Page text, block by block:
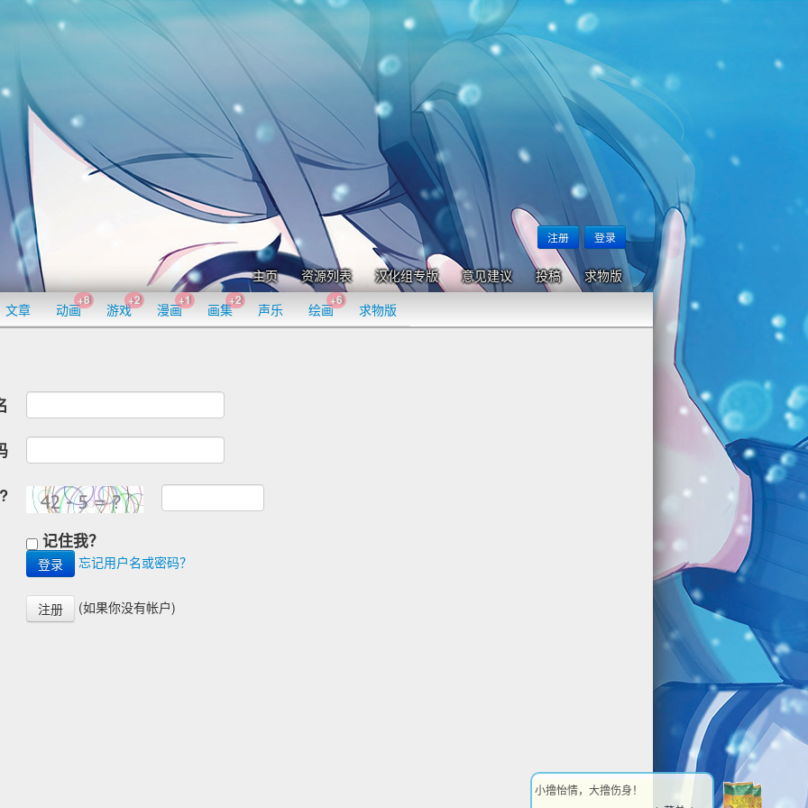
注册 登录
主页 资源列表 汉化组专版 意见建议 投稿 求物版
文章 动画
+8
游戏
+2
漫画
+1
画集
+2
声乐 绘画
+6
求物版
记住我？
忘记用户名或密码？
注册 (如果你没有帐户)
小撸怡情，大撸伤身！